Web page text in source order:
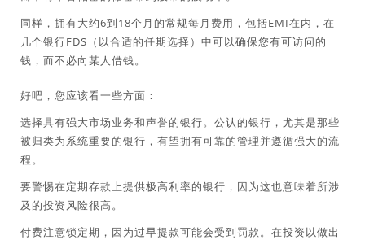
同样，拥有大约6到18个月的常规每月费用，包括EMI在内，在
几个银行FDS（以合适的任期选择）中可以确保您有可访问的
钱，而不必向某人借钱。
好吧，您应该看一些方面：
选择具有强大市场业务和声誉的银行。公认的银行，尤其是那些
被归类为系统重要的银行，有望拥有可靠的管理并遵循强大的流
程。
要警惕在定期存款上提供极高利率的银行，因为这也意味着所涉
及的投资风险很高。
付费注意锁定期，因为过早提款可能会受到罚款。在投资以做出